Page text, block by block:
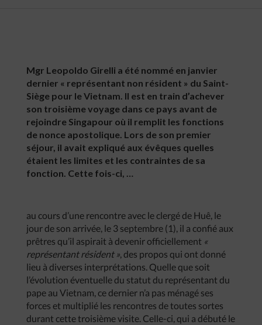
Mgr Leopoldo Girelli a été nommé en janvier
dernier « représentant non résident » du Saint-
Siège pour le Vietnam. Il est en train d’achever
son troisième voyage dans ce pays avant de
rejoindre Singapour où il remplit les fonctions
de nonce apostolique. Lors de son premier
séjour, il avait expliqué aux évêques quelles
étaient les limites et les contraintes de sa
fonction. Cette fois-ci, …
au cours d’une rencontre avec le clergé de Huê, le
jour de son arrivée, le 3 septembre (1), il a confié aux
prêtres qu’il aspirait à devenir officiellement «
représentant résident », des propos qui ont donné
lieu à diverses interprétations. Quelle que soit
l’évolution éventuelle du statut du représentant du
pape au Vietnam, ce dernier n’a pas ménagé ses
forces et multiplié les rencontres de toutes sortes
durant cette troisième visite. Celle-ci, qui a débuté le